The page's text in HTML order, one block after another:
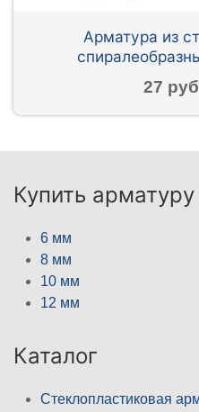
Арматура из
27
Купить арматуру
6 мм
8 мм
10 мм
12 мм
Каталог
Стеклопластиковая